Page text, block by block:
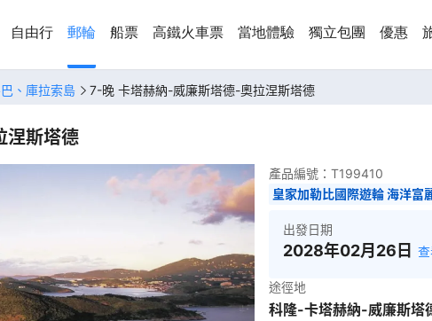
自由行 郵輪 船票 高鐵火車票 當地體驗 獨立包團 優惠
、庫拉索島 7-晚 卡塔赫納-威廉斯塔德-奧拉涅斯塔德
涅斯塔德
產品編號： T199410
皇家加勒比國際遊輪 海洋富
出發日期
2028年02月26日
途徑地
科隆-卡塔赫納-威廉斯塔